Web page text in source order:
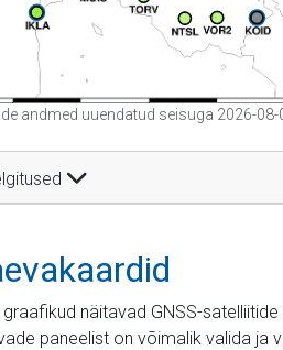
andmed uuendatud seisuga 2026-08-
näitavad GNSS-
paneelist on võimalik valida ja